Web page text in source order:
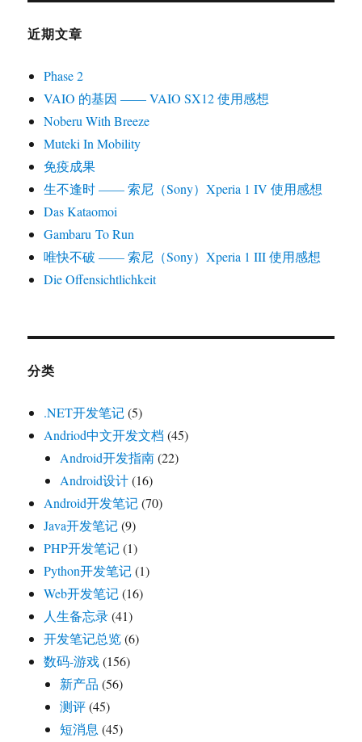
近期文章
Phase 2
VAIO 的基因 —— VAIO SX12 使用感想
Noberu With Breeze
Muteki In Mobility
免疫成果
生不逢时 —— 索尼（Sony）Xperia 1 IV 使用感想
Das Kataomoi
Gambaru To Run
唯快不破 —— 索尼（Sony）Xperia 1 III 使用感想
Die Offensichtlichkeit
分类
.NET开发笔记(5)
Andriod中文开发文档 (45)
Android开发指南(22)
Android设计(16)
Android开发笔记(70)
Java开发笔记(9)
PHP开发笔记(1)
Python开发笔记(1)
Web开发笔记(16)
人生备忘录(41)
开发笔记总览(6)
数码-游戏(156)
新产品 (56)
测评(45)
短消息 (45)